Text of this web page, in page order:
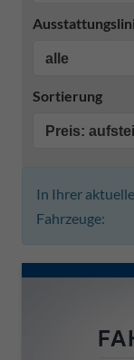
Sortierung
In Ihrer
Fahrzeuge: